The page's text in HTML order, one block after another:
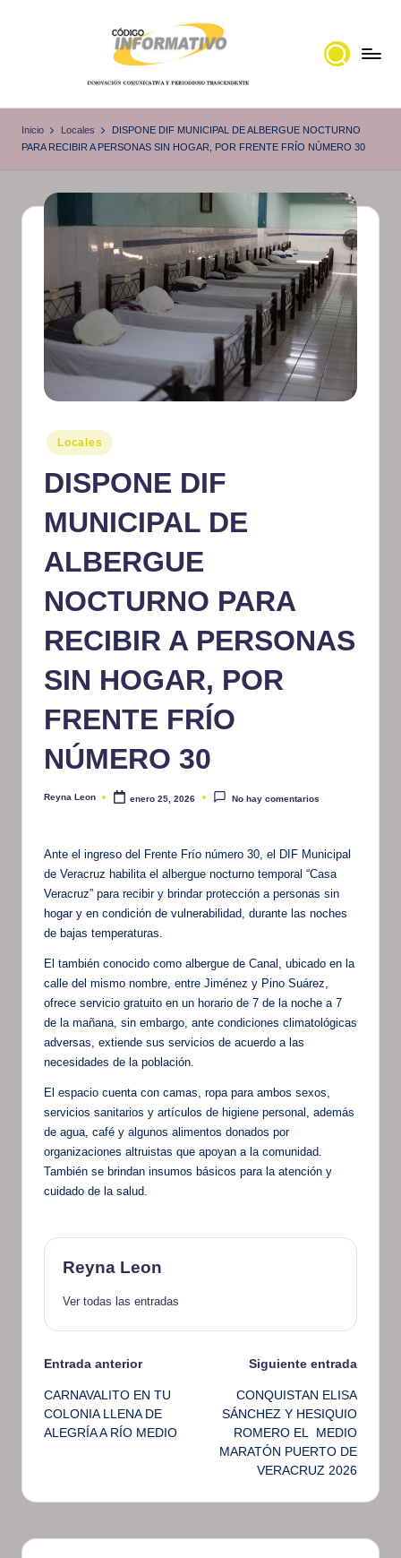
ó
i
I
n
f
o
r
m
at
iv
o
noticias
Inicio Locales
DISPONE DIF MUNICIPAL DE ALBERGUE NOCTURNO
PARA RECIBIR A PERSONAS SIN HOGAR, POR FRENTE FRÍO NÚMERO 30
Publicado
en
Locales
DISPONE DIF
MUNICIPAL DE
ALBERGUE
NOCTURNO PARA
RECIBIR A PERSONAS
SIN HOGAR, POR
FRENTE FRÍO
NÚMERO 30
Publicado
Reyna Leon enero 25, 2026 No hay comentarios
Ante el ingreso del Frente Frío número 30, el DIF Municipal
de Veracruz habilita el albergue nocturno temporal “Casa
Veracruz” para recibir y brindar protección a personas sin
hogar y en condición de vulnerabilidad, durante las noches
de bajas temperaturas.
El también conocido como albergue de Canal, ubicado en la
calle del mismo nombre, entre Jiménez y Pino Suárez,
ofrece servicio gratuito en un horario de 7 de la noche a 7
de la mañana, sin embargo, ante condiciones climatológicas
adversas, extiende sus servicios de acuerdo a las
necesidades de la población.
El espacio cuenta con camas, ropa para ambos sexos,
servicios sanitarios y artículos de higiene personal, además
de agua, café y algunos alimentos donados por
organizaciones altruistas que apoyan a la comunidad.
También se brindan insumos básicos para la atención y
cuidado de la salud.
Reyna Leon
Ver todas las entradas
Navegación
de
entradas
Entrada anterior
CARNAVALITO EN TU
COLONIA LLENA DE
ALEGRÍA A RÍO MEDIO
Siguiente entrada
CONQUISTAN ELISA
SÁNCHEZ Y HESIQUIO
ROMERO EL MEDIO
MARATÓN PUERTO DE
VERACRUZ 2026